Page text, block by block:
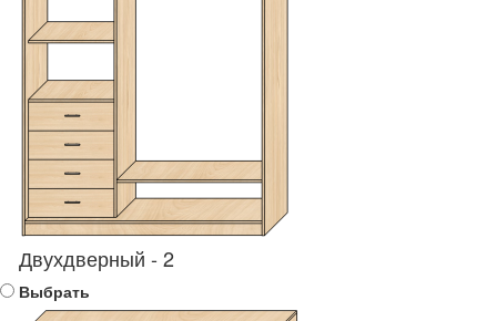
Двухдверный - 2
Выбрать